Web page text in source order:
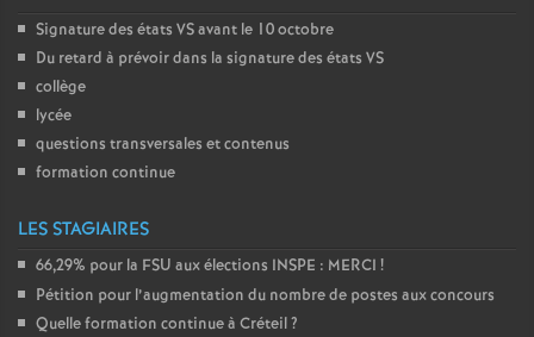
Signature des états VSavant le 10 octobre
Du retard à prévoir dans la signature des états VS
collège
lycée
questions transversales et contenus
formation continue
LES STAGIAIRES
66,29% pour la FSU aux élections INSPE : MERCI !
Pétition pour l’augmentation du nombre de postes aux concours
Quelle formation continue à Créteil?